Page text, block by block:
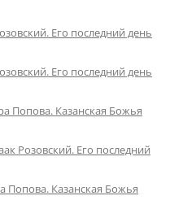
Его последний день
Его последний день
Попова. Казанская Божья
Розовский. Его последний
Попова. Казанская Божья